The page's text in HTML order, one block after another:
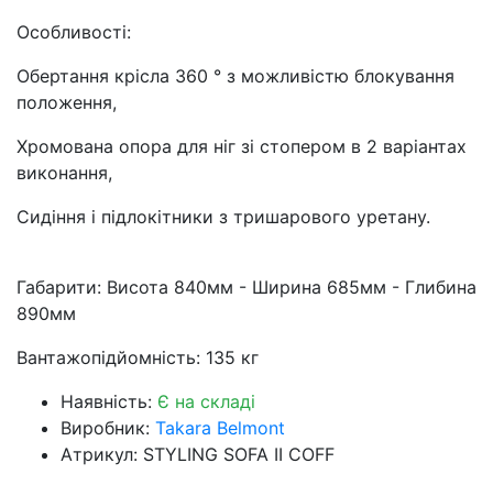
Особливості:
Обертання крісла 360 ° з можливістю блокування
положення,
Хромована опора для ніг зі стопером в 2 варіантах
виконання,
Сидіння і підлокітники з тришарового уретану.
Габарити: Висота 840мм - Ширина 685мм - Глибина
890мм
Вантажопідйомність: 135 кг
Наявність: Є на складі
Виробник: Takara Belmont
Атрикул: STYLING SOFA II COFF